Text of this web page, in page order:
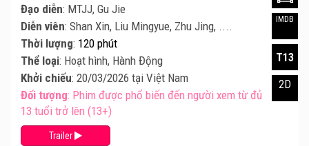
Đạo diễn: MTJJ, Gu Jie
Diễn viên: Shan Xin, Liu Mingyue, Zhu Jing, ....
Thời lượng: 120 phút
Thể loại: Hoạt hình, Hành Động
Khởi chiếu: 20/03/2026 tại Việt Nam
Đối tượng: Phim được phổ biến đến người xem từ đủ
13 tuổi trở lên (13+)
Trailer
IMDB
T13
2D